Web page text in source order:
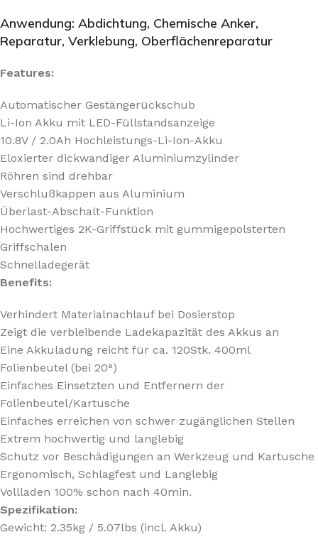
Anwendung: Abdichtung, Chemische Anker,
Reparatur, Verklebung, Oberflächenreparatur
Features:
Automatischer Gestängerückschub
Li-Ion Akku mit LED-Füllstandsanzeige
10.8V / 2.0Ah Hochleistungs-Li-Ion-Akku
Eloxierter dickwandiger Aluminiumzylinder
Röhren sind drehbar
Verschlußkappen aus Aluminium
Überlast-Abschalt-Funktion
Hochwertiges 2K-Griffstück mit gummigepolsterten
Griffschalen
Schnelladegerät
Benefits:
Verhindert Materialnachlauf bei Dosierstop
Zeigt die verbleibende Ladekapazität des Akkus an
Eine Akkuladung reicht für ca. 120Stk. 400ml
Folienbeutel (bei 20°)
Einfaches Einsetzten und Entfernern der
Folienbeutel/Kartusche
Einfaches erreichen von schwer zugänglichen Stellen
Extrem hochwertig und langlebig
Schutz vor Beschädigungen an Werkzeug und Kartusche
Ergonomisch, Schlagfest und Langlebig
Vollladen 100% schon nach 40min.
Spezifikation:
Gewicht: 2.35kg / 5.07lbs (incl. Akku)